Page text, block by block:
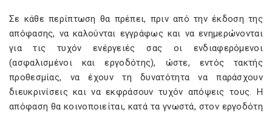
Σε κάθε περίπτωση θα πρέπει, πριν από την έκδοση της
απόφασης, να καλούνται εγγράφως και να ενημερώνονται
για τις τυχόν ενέργειές σας οι ενδιαφερόμενοι
(ασφαλισμένοι και εργοδότης), ώστε, εντός τακτής
προθεσμίας, να έχουν τη δυνατότητα να παράσχουν
διευκρινίσεις και να εκφράσουν τυχόν απόψεις τους. Η
απόφαση θα κοινοποιείται, κατά τα γνωστά, στον εργοδότη